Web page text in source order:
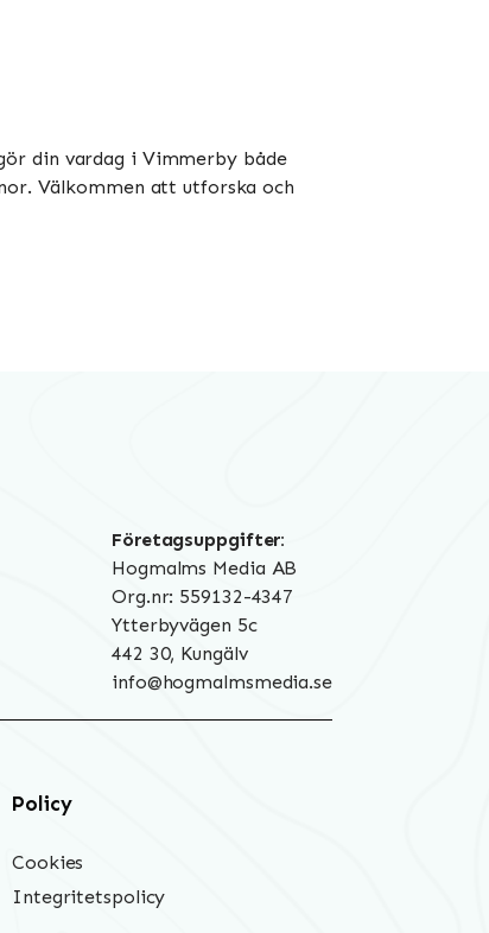
din vardag i Vimmerby både
Välkommen att utforska och
Företagsuppgifter:
Hogmalms Media AB
Org.nr: 559132-4347
Ytterbyvägen 5c
442 30, Kungälv
info@hogmalmsmedia.se
Policy
Cookies
Integritetspolicy